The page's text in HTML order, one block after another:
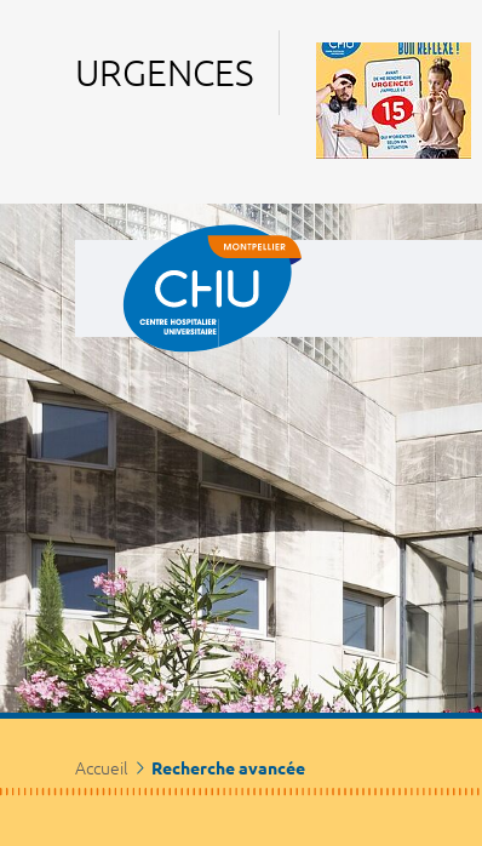
URGENCES
Accueil Recherche avancée